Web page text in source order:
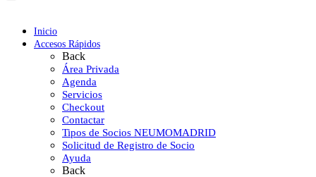
Inicio
Accesos Rápidos
Back
Área Privada
Agenda
Servicios
Checkout
Contactar
Tipos de Socios NEUMOMADRID
Solicitud de Registro de Socio
Ayuda
Back